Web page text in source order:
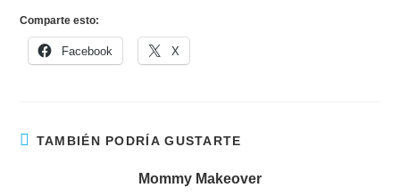
Comparte esto:
Facebook X
TAMBIÉN PODRÍA GUSTARTE
Mommy Makeover